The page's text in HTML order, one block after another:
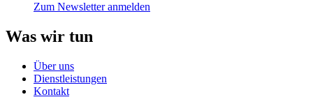
Zum Newsletter anmelden
Was wir tun
Über uns
Dienstleistungen
Kontakt